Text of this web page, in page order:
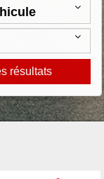
résultats